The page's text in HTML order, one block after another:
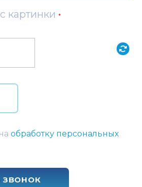
картинки *
обработку персональных
ЗВОНОК